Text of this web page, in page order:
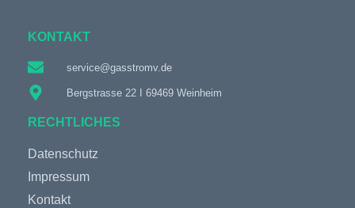
KONTAKT
service@gasstromv.de
Bergstrasse 22 I 69469 Weinheim
RECHTLICHES
Datenschutz
Impressum
Kontakt